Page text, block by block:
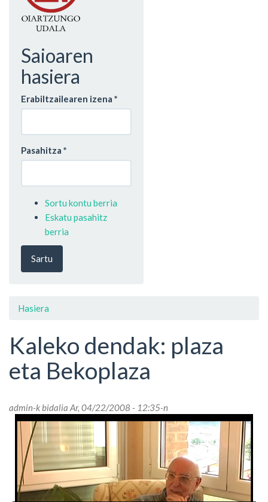
Saioaren
hasiera
Erabiltzailearen izena *
Pasahitza *
Sortu kontu berria
Eskatu pasahitz
berria
Sartu
Hasiera
Kaleko dendak: plaza
eta Bekoplaza
admin-k bidalia Ar, 04/22/2008 - 12:35-n